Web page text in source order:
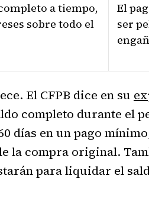
a tiempo,
sobre todo el
El
ser
El CFPB dice en su
completo durante el
días en un pago
la compra original.
para liquidar el